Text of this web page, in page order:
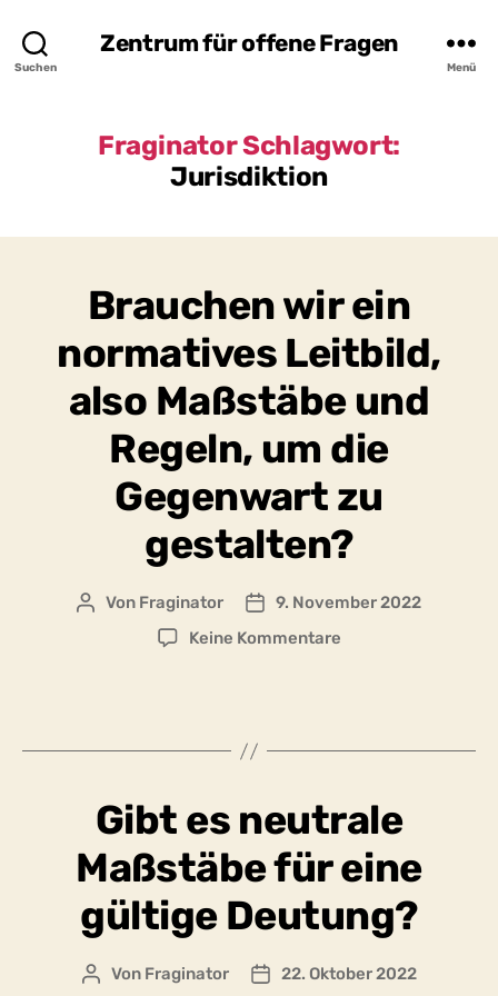
Suchen
Zentrum für offene Fragen
Menü
Fraginator Schlagwort:
Jurisdiktion
Brauchen wir ein
normatives Leitbild,
also Maßstäbe und
Regeln, um die
Gegenwart zu
gestalten?
Beitragsautor
Von Fraginator Beitragsdatum
9. November 2022
Keine Kommentarezu
Maßstäbe
und
Regeln,
um
die
Gegenwart
gestalten?
Gibt es neutrale
Maßstäbe für eine
gültige Deutung?
Beitragsautor
Von Fraginator Beitragsdatum
22. Oktober 2022